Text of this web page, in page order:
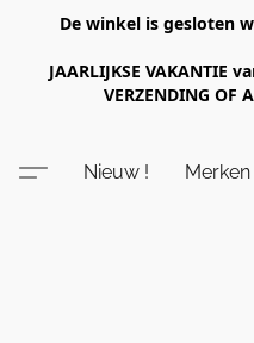
De winkel is gesloten
JAARLIJKSE VAKANTIE
VERZENDING OF
Nieuw ! Merken